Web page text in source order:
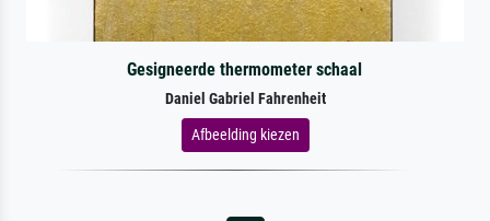
Gesigneerde thermometer schaal
Daniel Gabriel Fahrenheit
Afbeelding kiezen